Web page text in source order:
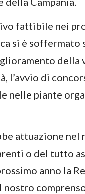
fattibile nei
si è
l’avvio di
nelle piante
attuazione
o del tutto
anno la
nostro